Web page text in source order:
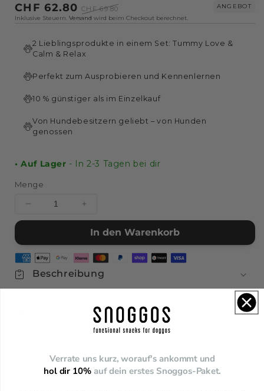
Sonderpreis
CHF 62.80 Normaler
Preis
CHF 69.80
ANGEBOT
Inklusive Steuern. Versand wird beim Checkout berechnet.
2 Lieblingsprodukte in einem Set: Tummy Love &
Calm & Relax
Perfekt zum Ausprobieren und Kennenlernen
10 % günstiger als im Einzelkauf
Von Hundebesitzern geliebt – von Hunden
genossen
• Auf Lager - In 2-3 Tagen bei dir
Menge
Menge
für
Bestseller
Bundle
(10%
für
Snoggos
Bestseller
Bundle
(10%
Einzelkauf)
erhöhen
In den Warenkorb
Beschreibung
Zutaten
Analytische Bestandteile
Verrate uns kurz, worauf's ankommt und
hol dir 10%auf dein erstes Snoggos-Paket.